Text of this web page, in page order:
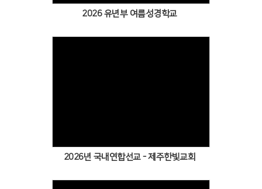
2026 유년부 여름성경학교
2026년 국내연합선교 - 제주한빛교회